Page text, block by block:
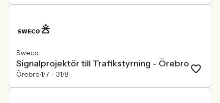
Sweco
Signalprojektör till Trafikstyrning - Örebro
Örebro1/7 – 31/8